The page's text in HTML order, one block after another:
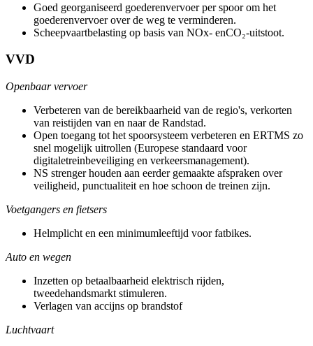
Goed georganiseerd goederenvervoer per spoor om het
goederenvervoer over de weg te verminderen.
Scheepvaartbelasting op basis van NOx- enCO₂-uitstoot.
VVD
Openbaar vervoer
Verbeteren van de bereikbaarheid van de regio's, verkorten
van reistijden van en naar de Randstad.
Open toegang tot het spoorsysteem verbeteren en ERTMS zo
snel mogelijk uitrollen (Europese standaard voor
digitaletreinbeveiliging en verkeersmanagement).
NS strenger houden aan eerder gemaakte afspraken over
veiligheid, punctualiteit en hoe schoon de treinen zijn.
Voetgangers en fietsers
Helmplicht en een minimumleeftijd voor fatbikes.
Auto en wegen
Inzetten op betaalbaarheid elektrisch rijden,
tweedehandsmarkt stimuleren.
Verlagen van accijns op brandstof
Luchtvaart